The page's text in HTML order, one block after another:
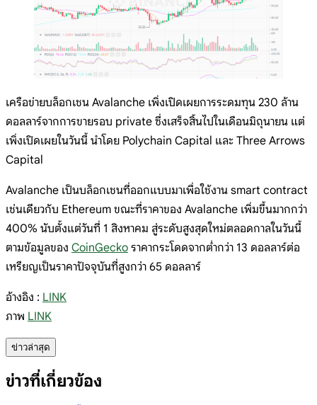
เครือข่ายบล็อกเชน Avalanche เพิ่งเปิดเผยการระดมทุน 230 ล้าน
ดอลลาร์จากการขายรอบ private ซึ่งเสร็จสิ้นไปในเดือนมิถุนายน แต่
เพิ่งเปิดเผยในวันนี้ นำโดย Polychain Capital และ Three Arrows
Capital
Avalanche เป็นบล็อกเชนที่ออกแบบมาเพื่อใช้งาน smart contract
เช่นเดียวกับ Ethereum ขณะที่ราคาของ Avalanche เพิ่มขึ้นมากกว่า
400% นับตั้งแต่วันที่ 1 สิงหาคม สู่ระดับสูงสุดใหม่ตลอดกาลในวันนี้
ตามข้อมูลของ CoinGecko ราคากระโดดจากต่ำกว่า 13 ดอลลาร์ต่อ
เหรียญเป็นราคาปัจจุบันที่สูงกว่า 65 ดอลลาร์
อ้างอิง : LINK
ภาพ LINK
ข่าวล่าสุด
ข่าวที่เกี่ยวข้อง